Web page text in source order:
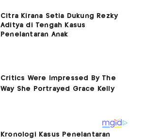
Citra Kirana Setia Dukung Rezky
Aditya di Tengah Kasus
Penelantaran Anak
Kronologi Kasus Penelantaran